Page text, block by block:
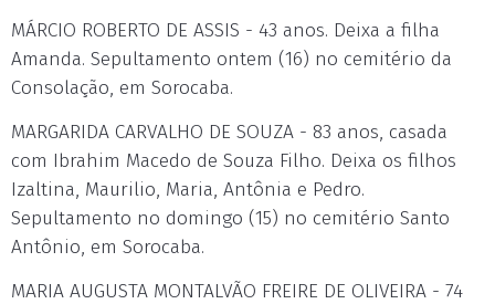
MÁRCIO ROBERTO DE ASSIS - 43 anos. Deixa a filha
Amanda. Sepultamento ontem (16) no cemitério da
Consolação, em Sorocaba.
MARGARIDA CARVALHO DE SOUZA - 83 anos, casada
com Ibrahim Macedo de Souza Filho. Deixa os filhos
Izaltina, Maurilio, Maria, Antônia e Pedro.
Sepultamento no domingo (15) no cemitério Santo
Antônio, em Sorocaba.
MARIA AUGUSTA MONTALVÃO FREIRE DE OLIVEIRA - 74